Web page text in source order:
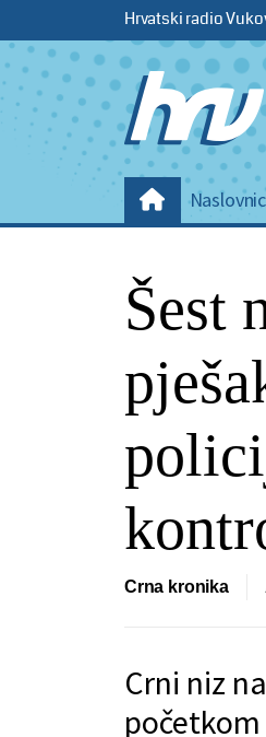
Hrvatski radio
Šest
Crna kronika
Crni niz